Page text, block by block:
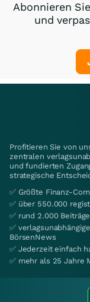
Abonnieren
und
Profitieren Sie von
zentralen
und fundierten
strategische
✅ Größte Finanz-
✅ über 550.000
✅ rund 2.000
✅
BörsenNews
✅ Jederzeit einfach
✅ mehr als 25 Jahre